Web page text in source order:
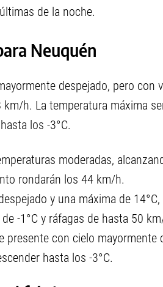
de la noche.
Neuquén
despejado, pero con
h. La temperatura máxima
los -3°C.
moderadas,
rondarán los 44 km/h.
y una máxima de
-1°C y ráfagas de hasta 50
presente con cielo mayormente
hasta los -3°C.